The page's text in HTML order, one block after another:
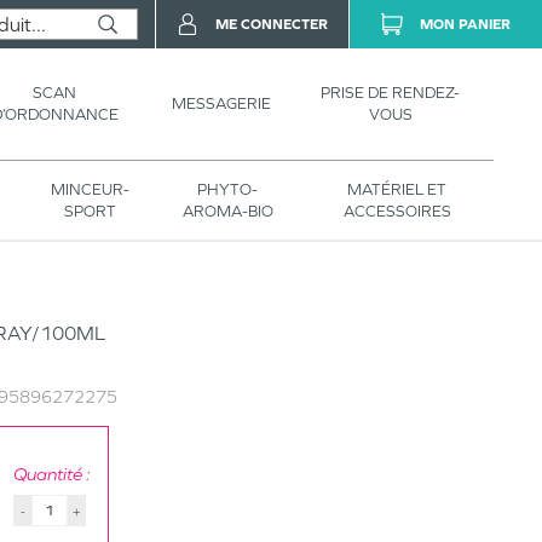
SCAN
MESSAGERIE
PRISE DE RENDEZ-
VOUS
MINCEUR-
SPORT
PHYTO-
AROMA-BIO
MATÉRIEL ET
ACCESSOIRES
ME CONNECTER MON PANIER
100ML
Quantité :
- +